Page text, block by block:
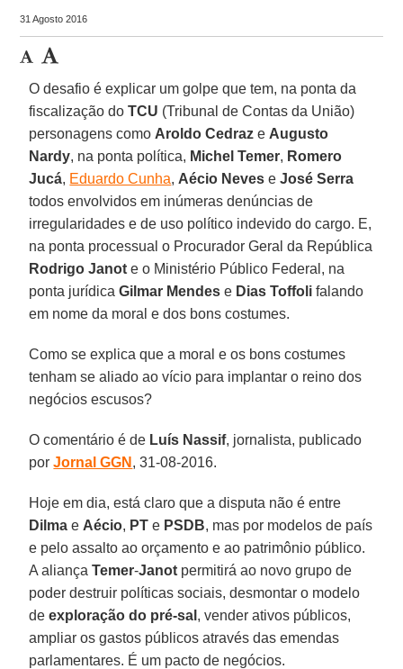
31 Agosto 2016
O desafio é explicar um golpe que tem, na ponta da
fiscalização doTCU (Tribunal de Contas da União)
personagens como Aroldo Cedraz e Augusto
Nardy, na ponta política, Michel Temer, Romero
Jucá, Eduardo Cunha, Aécio Neves eJosé Serra
todos envolvidos em inúmeras denúncias de
irregularidades e de uso político indevido do cargo. E,
na ponta processual o Procurador Geral da República
Rodrigo Janot e o Ministério Público Federal, na
ponta jurídicaGilmar Mendes e Dias Toffoli falando
em nome da moral e dos bons costumes.
Como se explica que a moral e os bons costumes
tenham se aliado ao vício para implantar o reino dos
negócios escusos?
O comentário é de Luís Nassif, jornalista, publicado
porJornal GGN , 31-08-2016.
Hoje em dia, está claro que a disputa não é entre
Dilma e Aécio, PT e PSDB, mas por modelos de país
e pelo assalto ao orçamento e ao patrimônio público.
A aliançaTemer-Janot permitirá ao novo grupo de
poder destruir políticas sociais, desmontar o modelo
deexploração do pré-sal , vender ativos públicos,
ampliar os gastos públicos através das emendas
parlamentares. É um pacto de negócios.